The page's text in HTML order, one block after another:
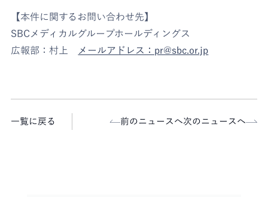
【本件に関するお問い合わせ先】
SBCメディカルグループホールディングス
広報部：村上
メールアドレス：pr@sbc.or.jp
一覧に戻る 前のニュースへ次のニュースへ